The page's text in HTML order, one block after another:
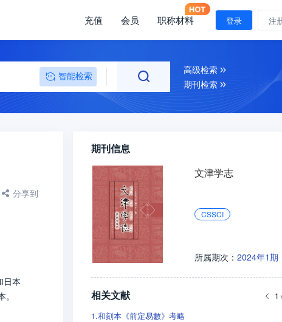
充值 会员 职称材料 登录 注
智能检索
高级检索
期刊检索
分享到
日本
期刊信息
文津学志
CSSCI
所属期次： 2024年1期
相关文献 1
1.和刻本《前定易數》考略